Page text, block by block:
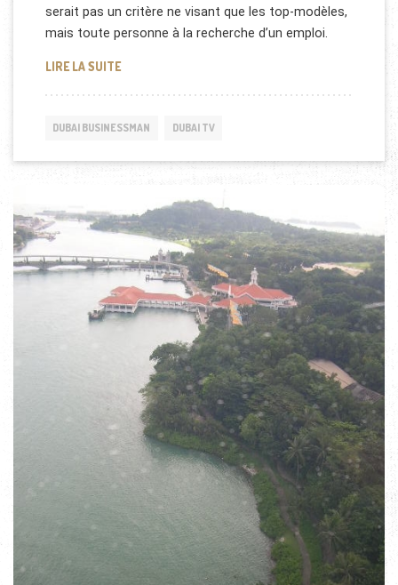
serait pas un critère ne visant que les top-modèles,
mais toute personne à la recherche d’un emploi.
LIRE LA SUITEFAUT-IL ÊTRE BEAU POUR RÉUSSIR À DUBAI OU
DUBAI BUSINESSMAN DUBAI TV